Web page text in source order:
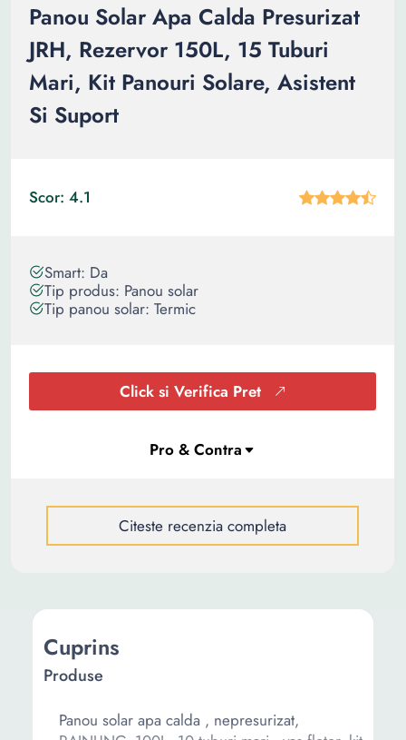
Panou Solar Apa Calda Presurizat
JRH, Rezervor 150L, 15 Tuburi
Mari, Kit Panouri Solare, Asistent
Si Suport
Scor: 4.1
Smart: Da
Tip produs: Panou solar
Tip panou solar: Termic
Click si Verifica Pret
Citeste recenzia completa
Cuprins
Produse
Panou solar apa calda , nepresurizat,